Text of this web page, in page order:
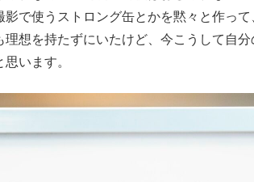
で使うストロング缶とかを黙々と作っ
理想を持たずにいたけど、今こうして自
います。